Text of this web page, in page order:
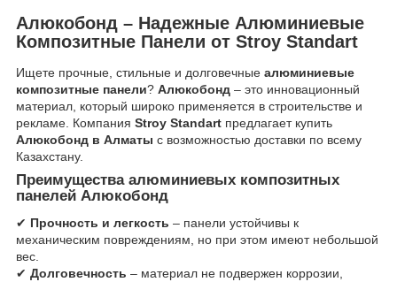
Алюкобонд – Надежные Алюминиевые
Композитные Панели от Stroy Standart
Ищете прочные, стильные и долговечные алюминиевые
композитные панели? Алюкобонд – это инновационный
материал, который широко применяется в строительстве и
рекламе. Компания Stroy Standart предлагает купить
Алюкобонд в Алматы с возможностью доставки по всему
Казахстану.
Преимущества алюминиевых композитных
панелей Алюкобонд
✔ Прочность и легкость – панели устойчивы к
механическим повреждениям, но при этом имеют небольшой
вес.
✔ Долговечность – материал не подвержен коррозии,